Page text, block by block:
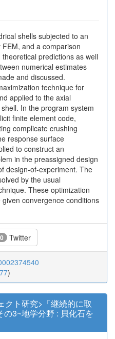
shells subjected to an
and a comparison
predictions as well
numerical estimates
and discussed.
technique for
applied to the axial
In the program system
finite element code,
complicate crushing
response surface
to construct an
in the preassigned design
design-of-experiment. The
by the usual
These optimization
convergence conditions
Twitter
)
クト研究>「継続的に取
の3~地学分野 : 貝化石を